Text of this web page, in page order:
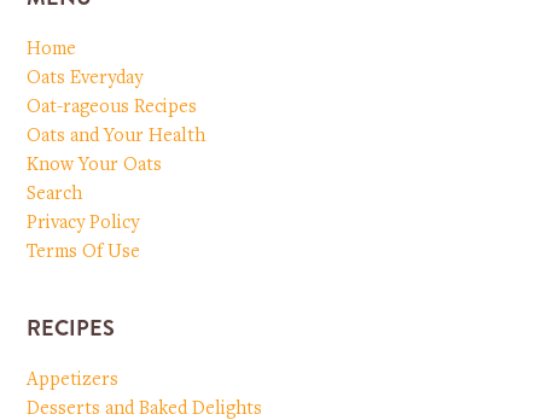
Home
Oats Everyday
Oat-rageous Recipes
Oats and Your Health
Know Your Oats
Search
Privacy Policy
Terms Of Use
RECIPES
Appetizers
Desserts and Baked Delights